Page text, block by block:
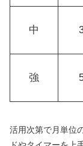
中
強
活用次第で月単位